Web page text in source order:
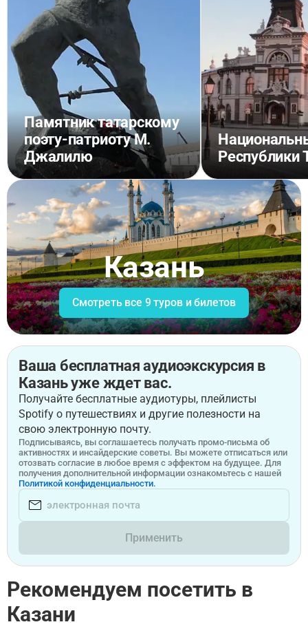
Памятник татарскому
поэту-патриоту М.
Джалилю
Республики
Казань
Смотреть все 9 туров и билетов
Ваша бесплатная аудиоэкскурсия в
Казань уже ждет вас.
Получайте бесплатные аудиотуры, плейлисты
Spotify о путешествиях и другие полезности на
свою электронную почту.
Подписываясь, вы соглашаетесь получать промо-письма об
активностях и инсайдерские советы. Вы можете отписаться или
отозвать согласие в любое время с эффектом на будущее. Для
получения дополнительной информации ознакомьтесь с нашей
Политикой конфиденциальности.
Применить
Рекомендуем посетить в
Казани